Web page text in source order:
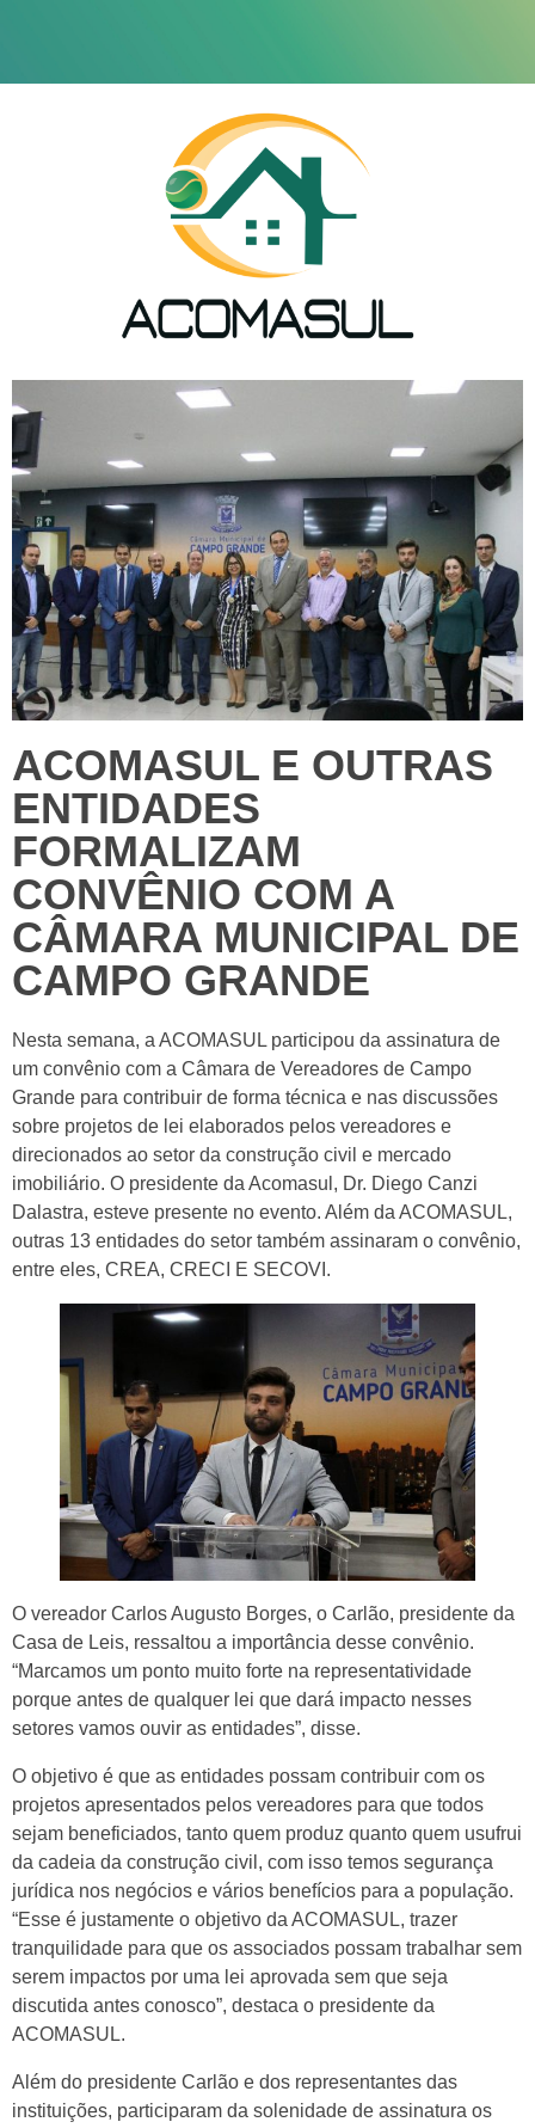
ACOMASUL E OUTRAS
ENTIDADES
FORMALIZAM
CONVÊNIO COM A
CÂMARA MUNICIPAL DE
CAMPO GRANDE
Nesta semana, a ACOMASUL participou da assinatura de
um convênio com a Câmara de Vereadores de Campo
Grande para contribuir de forma técnica e nas discussões
sobre projetos de lei elaborados pelos vereadores e
direcionados ao setor da construção civil e mercado
imobiliário. O presidente da Acomasul, Dr. Diego Canzi
Dalastra, esteve presente no evento. Além da ACOMASUL,
outras 13 entidades do setor também assinaram o convênio,
entre eles, CREA, CRECI E SECOVI.
O vereador Carlos Augusto Borges, o Carlão, presidente da
Casa de Leis, ressaltou a importância desse convênio.
“Marcamos um ponto muito forte na representatividade
porque antes de qualquer lei que dará impacto nesses
setores vamos ouvir as entidades”, disse.
O objetivo é que as entidades possam contribuir com os
projetos apresentados pelos vereadores para que todos
sejam beneficiados, tanto quem produz quanto quem usufrui
da cadeia da construção civil, com isso temos segurança
jurídica nos negócios e vários benefícios para a população.
“Esse é justamente o objetivo da ACOMASUL, trazer
tranquilidade para que os associados possam trabalhar sem
serem impactos por uma lei aprovada sem que seja
discutida antes conosco”, destaca o presidente da
ACOMASUL.
Além do presidente Carlão e dos representantes das
instituições, participaram da solenidade de assinatura os